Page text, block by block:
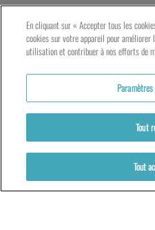
LE TNG – VAISE
23 rue de Bourgogne – Lyon
LES ATELIERS – PRESQU’ÎLE
5 rue du Petit David – Lyon
En cliquant sur « Accepter tous les
cookies sur votre appareil pour
utilisation et contribuer à nos efforts de
Tout
Tout